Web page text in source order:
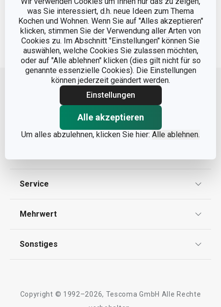
was Sie interessiert, d.h. neue Ideen zum Thema
Kochen und Wohnen. Wenn Sie auf "Alles akzeptieren"
klicken, stimmen Sie der Verwendung aller Arten von
Cookies zu. Im Abschnitt "Einstellungen" können Sie
auswählen, welche Cookies Sie zulassen möchten,
oder auf "Alle ablehnen" klicken (dies gilt nicht für so
genannte essenzielle Cookies). Die Einstellungen
können jederzeit geändert werden.
Einstellungen
Alle akzeptieren
Um alles abzulehnen, klicken Sie hier: Alle ablehnen.
Nach oben
Impressum
Service
Kontaktformular
Mehrwert
Qualität
Sonstiges
Copyright © 1992–2026, Tescoma GmbH Alle Rechte